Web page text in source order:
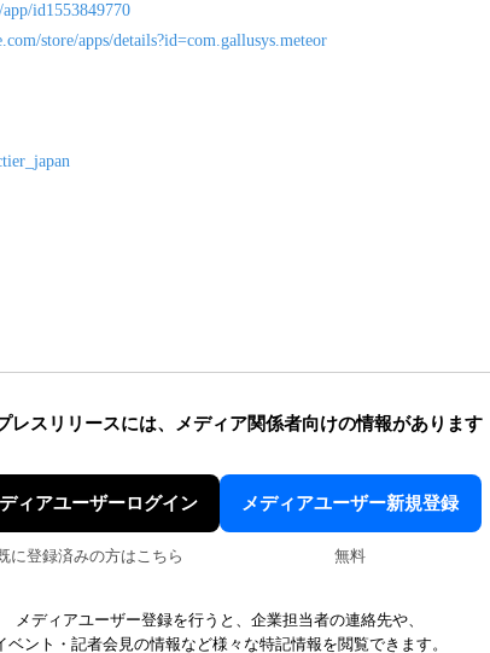
id1553849770
store/apps/details?id=com.gallusys.meteor
レスリリースには、 メディア関係者向けの情報があります
ィアユーザーログイン
に登録済みの方はこちら
メディアユーザー新規登録
無料
メディアユーザー登録を行うと、企業担当者の連絡先や、
ベント・記者会見の情報など様々な特記情報を閲覧できます。